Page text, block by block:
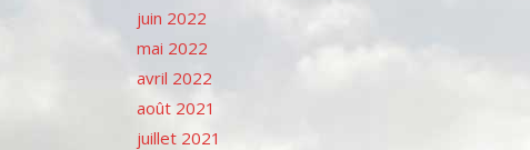
juin 2022
mai 2022
avril 2022
août 2021
juillet 2021